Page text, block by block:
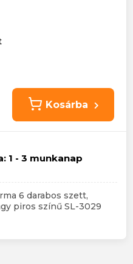
Kosárba
1 - 3 munkanap
6 darabos szett,
piros színű SL-3029